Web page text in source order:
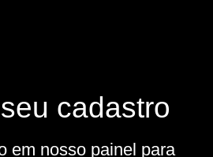
cadastro
em nosso painel para